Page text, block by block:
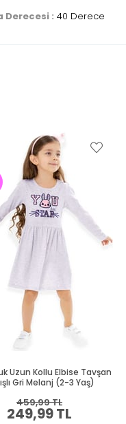
Derecesi : 40 Derece
Uzun Kollu Elbise Tavşan
Gri Melanj (2-3 Yaş)
249,99 TL
459,99 TL